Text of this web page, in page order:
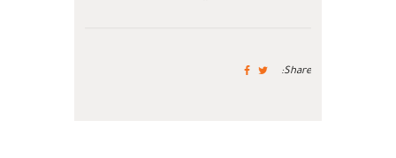
Share: